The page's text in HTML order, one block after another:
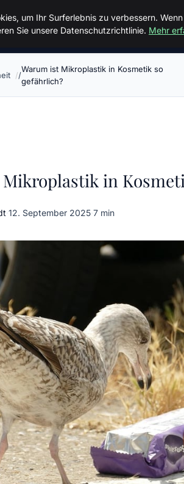
Warum ist Mikroplastik in Kosmetik so
gefährlich?
in
·12. September 2025·7 min
um Ihr Surferlebnis zu verbessern. Wenn
Sie unsere Datenschutzrichtlinie. Mehr